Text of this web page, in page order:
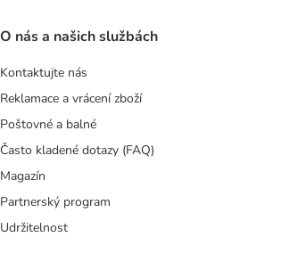
O nás a našich službách
Kontaktujte nás
Reklamace a vrácení zboží
Poštovné a balné
Často kladené dotazy (FAQ)
Magazín
Partnerský program
Udržitelnost